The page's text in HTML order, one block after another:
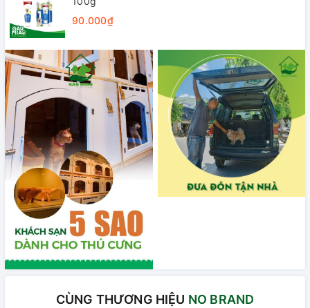
90.000₫
CÙNG THƯƠNG HIỆU NO BRAND